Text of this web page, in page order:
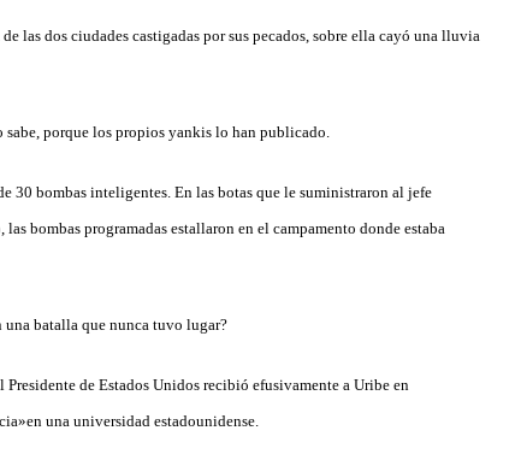
las dos ciudades castigadas por sus pecados, sobre ella cayó una lluvia
porque los propios yankis lo han publicado.
30 bombas inteligentes. En las botas que le suministraron al jefe
bombas programadas estallaron en el campamento donde estaba
una batalla que nunca tuvo lugar?
de Estados Unidos recibió efusivamente a Uribe en
una universidad estadounidense.